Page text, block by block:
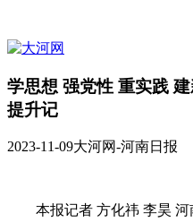
学思想 强党性 重实践
提升记
2023-11-09大河网-河南日报
本报记者 方化祎 李昊 河